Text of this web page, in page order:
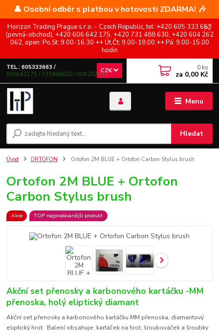
👤 Osobní odběr s platbou v hotovosti ZDARMA! 🎶
Horizon Trading Prague s.r.o. - Czech Republic, tel: +420 605 333 663
(pevná-obchod), +420 606 642 175, +420 731 488 630, +420 604 262
062, open: Po,St: 9.00-16.30 ++ Út,Čt: 9.00-18.00 ++ Pá: 9.00-15.00
hodin
Menu
CZK
Hledat
TEL.: 605333663 /
606642175 / 731488630 / 604262062
0 ks
za 0,00 Kč
Úvod ORTOFON Ortofon 2M BLUE + Ortofon Carbon Stylus brush
Ortofon 2M BLUE + Ortofon
Carbon Stylus brush
Akce TOP nejprodávanější produkt
Akční set přenosky a karbonového kartáčku -MM
přenoska, holý eliptický diamant
Akční set přenosky a karbonového kartáčku MM přenoska, diamantový
eliptický hrot Balení obsahuje: kartáček na hrot, šroubováček a šroubky